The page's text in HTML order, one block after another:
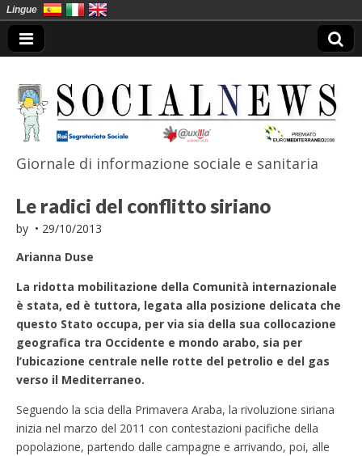
SocialNews
Giornale di informazione sociale e sanitaria
Le radici del conflitto siriano
by • 29/10/2013
Arianna Duse
La ridotta mobilitazione della Comunità internazionale
è stata, ed è tuttora, legata alla posizione delicata che
questo Stato occupa, per via sia della sua collocazione
geografica tra Occidente e mondo arabo, sia per
l’ubicazione centrale nelle rotte del petrolio e del gas
verso il Mediterraneo.
Seguendo la scia della Primavera Araba, la rivoluzione siriana
inizia nel marzo del 2011 con contestazioni pacifiche della
popolazione, partendo dalle campagne e arrivando, poi, alle
Lingue